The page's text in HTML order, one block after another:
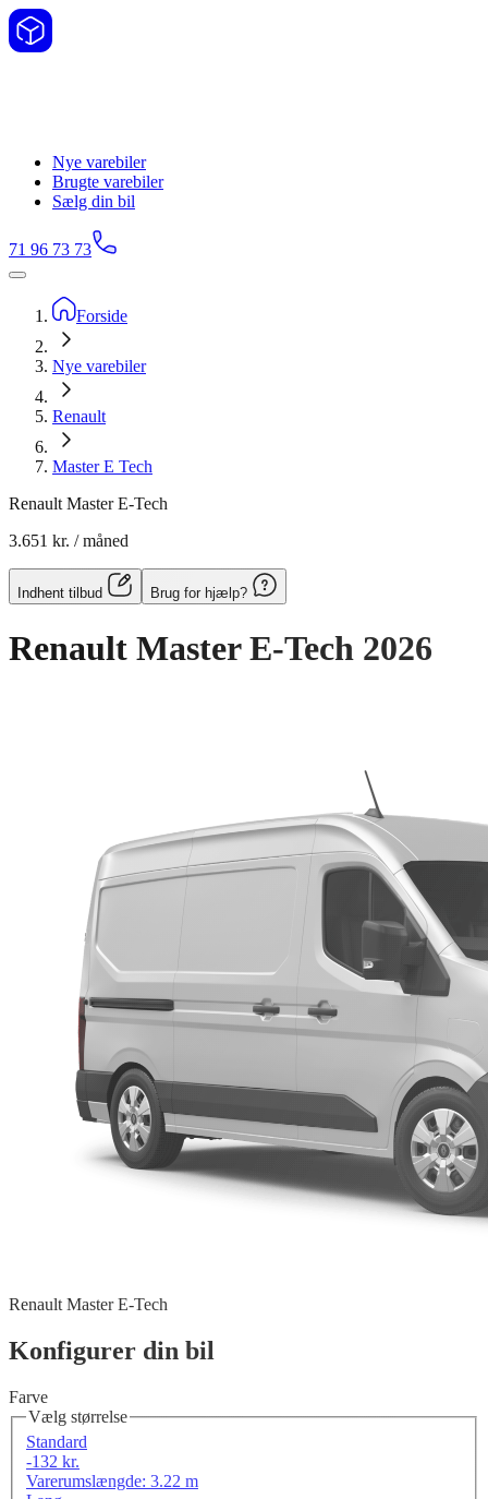
Nye varebiler
Brugte varebiler
Sælg din bil
71 96 73 73
Forside
Nye varebiler
Renault
Master E Tech
Renault Master E-Tech
3.651 kr. / måned
Indhent tilbud Brug for hjælp?
Renault Master E-Tech 2026
Renault Master E-Tech
Konfigurer din bil
Farve
Vælg størrelse
Standard
-132 kr.
Varerumslængde: 3.22 m